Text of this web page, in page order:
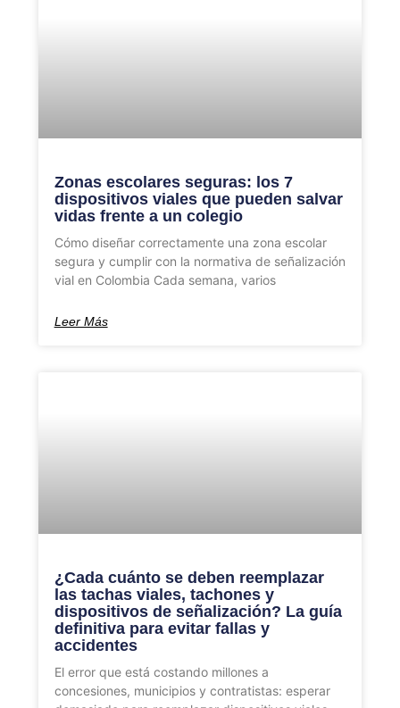
Zonas escolares seguras: los 7
dispositivos viales que pueden salvar
vidas frente a un colegio
Cómo diseñar correctamente una zona escolar
segura y cumplir con la normativa de señalización
vial en Colombia Cada semana, varios
Leer Más
¿Cada cuánto se deben reemplazar
las tachas viales, tachones y
dispositivos de señalización? La guía
definitiva para evitar fallas y
accidentes
El error que está costando millones a
concesiones, municipios y contratistas: esperar